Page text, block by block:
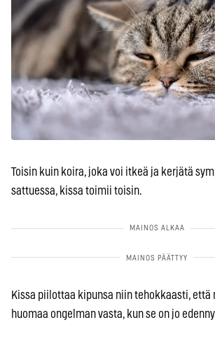
Toisin kuin koira, joka voi itkeä ja kerjätä
sattuessa, kissa toimii toisin.
Kissa piilottaa kipunsa niin tehokkaasti, että
huomaa ongelman vasta, kun se on jo